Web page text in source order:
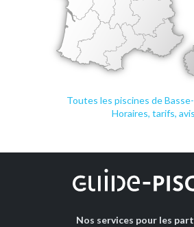
Toutes les piscines de
Horaires, tarifs, avis
Nos services pour les